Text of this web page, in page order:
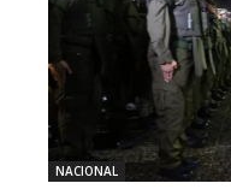
NACIONAL